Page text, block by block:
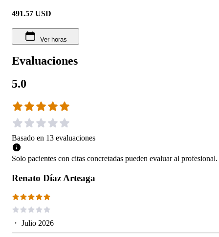
491.57 USD
Ver horas
Evaluaciones
5.0
Basado en 13 evaluaciones
Solo pacientes con citas concretadas pueden evaluar al profesional.
Renato Díaz Arteaga
・ Julio 2026